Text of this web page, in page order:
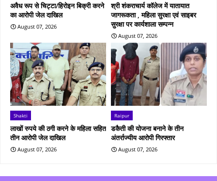
अवैध रूप से चिट्टा/हिरोइन बिक्री करने
का आरोपी जेल दाखिल
August 07, 2026
श्री शंकराचार्य कॉलेज में यातायात
जागरूकता , महिला सुरक्षा एवं साइबर
सुरक्षा पर कार्यशाला सम्पन्न
August 07, 2026
Shakti
लाखों रुपये की ठगी करने के महिला सहित
तीन आरोपी जेल दाखिल
August 07, 2026
Raipur
डकैती की योजना बनाने के तीन
अंतर्राज्यीय आरोपी गिरफ्तार
August 07, 2026